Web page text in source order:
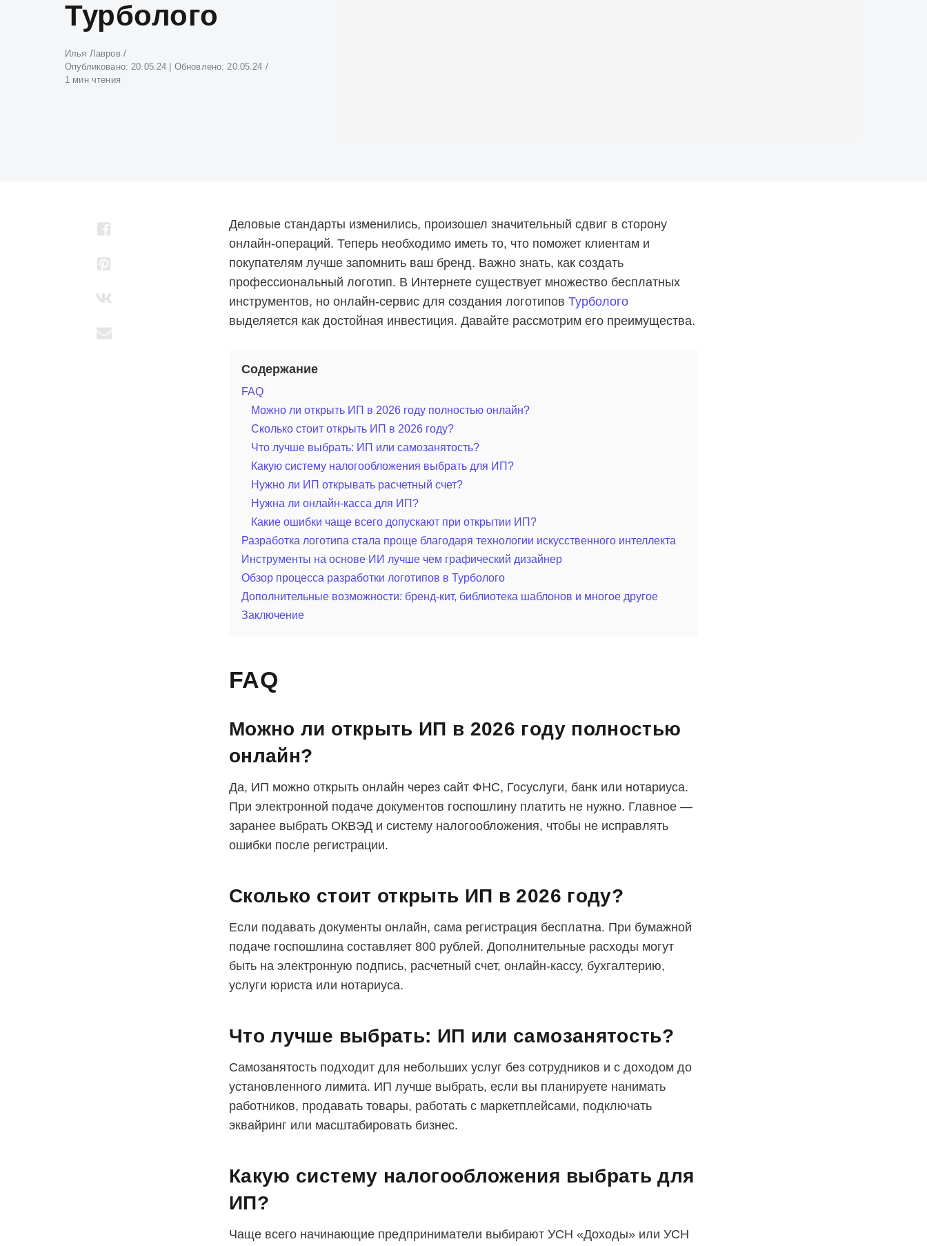
Турболого
Атвор
Илья Лавров
Опубликовано:20.05.24 | Обновлено:20.05.24
1 мин чтения
Деловые стандарты изменились, произошел значительный сдвиг в сторону
онлайн-операций. Теперь необходимо иметь то, что поможет клиентам и
покупателям лучше запомнить ваш бренд. Важно знать, как создать
профессиональный логотип. В Интернете существует множество бесплатных
инструментов, но онлайн-сервис для создания логотипов Турболого
выделяется как достойная инвестиция. Давайте рассмотрим его преимущества.
Содержание
FAQ
Можно ли открыть ИП в 2026 году полностью онлайн?
Сколько стоит открыть ИП в 2026 году?
Что лучше выбрать: ИП или самозанятость?
Какую систему налогообложения выбрать для ИП?
Нужно ли ИП открывать расчетный счет?
Нужна ли онлайн-касса для ИП?
Какие ошибки чаще всего допускают при открытии ИП?
Разработка логотипа стала проще благодаря технологии искусственного интеллекта
Инструменты на основе ИИ лучше чем графический дизайнер
Обзор процесса разработки логотипов в Турболого
Дополнительные возможности: бренд-кит, библиотека шаблонов и многое другое
Заключение
FAQ
Можно ли открыть ИП в 2026 году полностью
онлайн?
Да, ИП можно открыть онлайн через сайт ФНС, Госуслуги, банк или нотариуса.
При электронной подаче документов госпошлину платить не нужно. Главное —
заранее выбрать ОКВЭД и систему налогообложения, чтобы не исправлять
ошибки после регистрации.
Сколько стоит открыть ИП в 2026 году?
Если подавать документы онлайн, сама регистрация бесплатна. При бумажной
подаче госпошлина составляет 800 рублей. Дополнительные расходы могут
быть на электронную подпись, расчетный счет, онлайн-кассу, бухгалтерию,
услуги юриста или нотариуса.
Что лучше выбрать: ИП или самозанятость?
Самозанятость подходит для небольших услуг без сотрудников и с доходом до
установленного лимита. ИП лучше выбрать, если вы планируете нанимать
работников, продавать товары, работать с маркетплейсами, подключать
эквайринг или масштабировать бизнес.
Какую систему налогообложения выбрать для
ИП?
Чаще всего начинающие предприниматели выбирают УСН «Доходы» или УСН